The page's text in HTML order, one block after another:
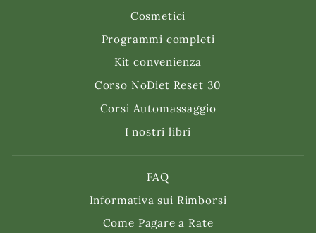
Cosmetici
Programmi completi
Kit convenienza
Corso NoDiet Reset 30
Corsi Automassaggio
I nostri libri
FAQ
Informativa sui Rimborsi
Come Pagare a Rate